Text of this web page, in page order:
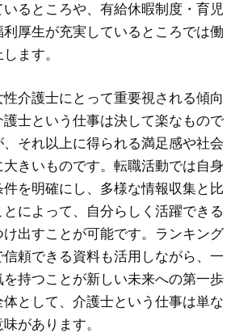
るところや、有給休暇制度・育児
厚生が充実しているところでは働
ます。
介護士にとって重要視される傾向
士という仕事は決して楽なもので
それ以上に得られる満足感や社会
きいものです。転職活動では自身
を明確にし、多様な情報収集と比
によって、自分らしく活躍できる
出すことが可能です。ランキング
頼できる資料も活用しながら、一
持つことが新しい未来への第一歩
体として、介護士という仕事は単な
があります。